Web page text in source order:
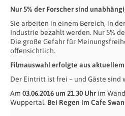
Nur 5% der Forscher sind
Sie arbeiten in einem Bereich, in
Industrie bezahlt werden. Nur 5%
Die große Gefahr für
offensichtlich.
Filmauswahl erfolgte aus
Der Eintritt ist frei – und Gäste sind
Am 03.06.2016 um 21.30 Uhr im
Wuppertal. Bei Regen im Cafe